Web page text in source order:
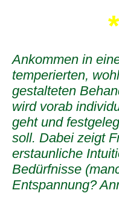
Ankommen in
temperierten,
gestalteten
wird vorab
geht und
soll. Dabei zeigt
erstaunliche
Bedürfnisse
Entspannung?